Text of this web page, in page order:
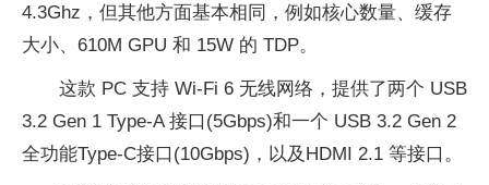
4.3Ghz，但其他方面基本相同，例如核心数量、缓存
大小、610M GPU 和 15W 的 TDP。
这款 PC 支持 Wi-Fi 6 无线网络，提供了两个 USB
3.2 Gen 1 Type-A 接口(5Gbps)和一个 USB 3.2 Gen 2
全功能Type-C接口(10Gbps)，以及HDMI 2.1 等接口。